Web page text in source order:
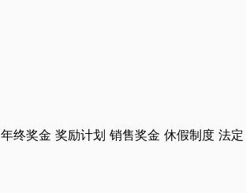
年终奖金 奖励计划 销售奖金 休假制度 法定